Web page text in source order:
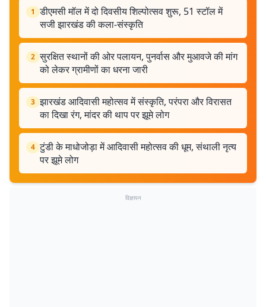
1 डीएमसी मॉल में दो दिवसीय शिल्पोत्सव शुरू, 51 स्टॉल में
सजी झारखंड की कला-संस्कृति
2 सुरक्षित स्थानों की ओर पलायन, पुनर्वास और मुआवजे की मांग
को लेकर ग्रामीणों का धरना जारी
3 झारखंड आदिवासी महोत्सव में संस्कृति, परंपरा और विरासत
का दिखा रंग, मांदर की थाप पर झूमे लोग
4 टुंडी के माधोजोड़ा में आदिवासी महोत्सव की धूम, संथाली नृत्य
पर झूमे लोग
विज्ञापन